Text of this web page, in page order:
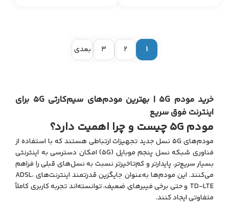
1
2
3 بعدی
خرید مودم 5G | بهترین مودم‌های سیم‌کارتی 5G برای
اینترنت فوق سریع
مودم 5G چیست و چرا اهمیت دارد؟
مودم‌های 5G نسل جدید تجهیزات ارتباطی هستند که با استفاده از
فناوری شبکه نسل پنجم موبایل (5G) امکان دسترسی به اینترنتی
بسیار سریع‌تر، پایدارتر و کم‌تاخیرتر نسبت به نسل‌های قبلی را فراهم
می‌کنند. این مودم‌ها به‌عنوان جایگزین قدرتمند اینترنت‌های ADSL،
TD-LTE و حتی برخی فیبرهای ضعیف، توانسته‌اند تجربه کاربری کاملاً
متفاوتی ایجاد کنند.